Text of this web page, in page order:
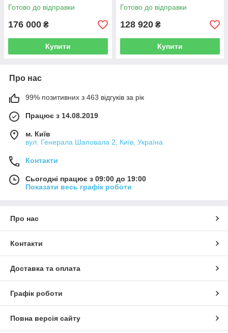
Готово до відправки
176 000 ₴
Купити
Готово до відправки
128 920 ₴
Купити
Про нас
99% позитивних з 463 відгуків за рік
Працює з 14.08.2019
м. Київ
вул. Генерала Шаповала 2, Київ, Україна
Контакти
Сьогодні працює з 09:00 до 19:00
Показати весь графік роботи
Про нас
Контакти
Доставка та оплата
Графік роботи
Повна версія сайту